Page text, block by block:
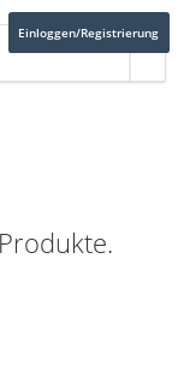
Einloggen/Registrierung